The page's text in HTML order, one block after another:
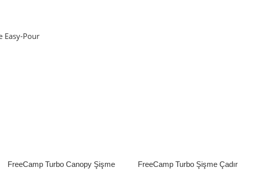
Easy-Pour
FreeCamp Turbo Canopy Şişme
FreeCamp Turbo Şişme Çadır